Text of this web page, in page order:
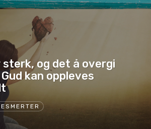
sterk, og det å overgi
kan oppleves